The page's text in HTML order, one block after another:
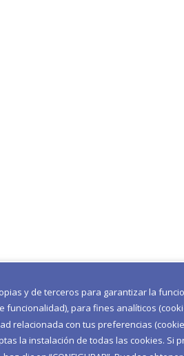
y de terceros para garantizar la
funcionalidad), para fines analíticos
relacionada con tus preferencias
la instalación de todas las cookies.